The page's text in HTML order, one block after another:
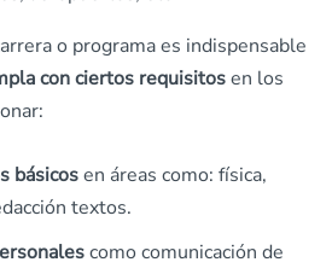
o programa es indispensable
con ciertos requisitosen los
básicosen áreas como: física,
textos.
como comunicación de